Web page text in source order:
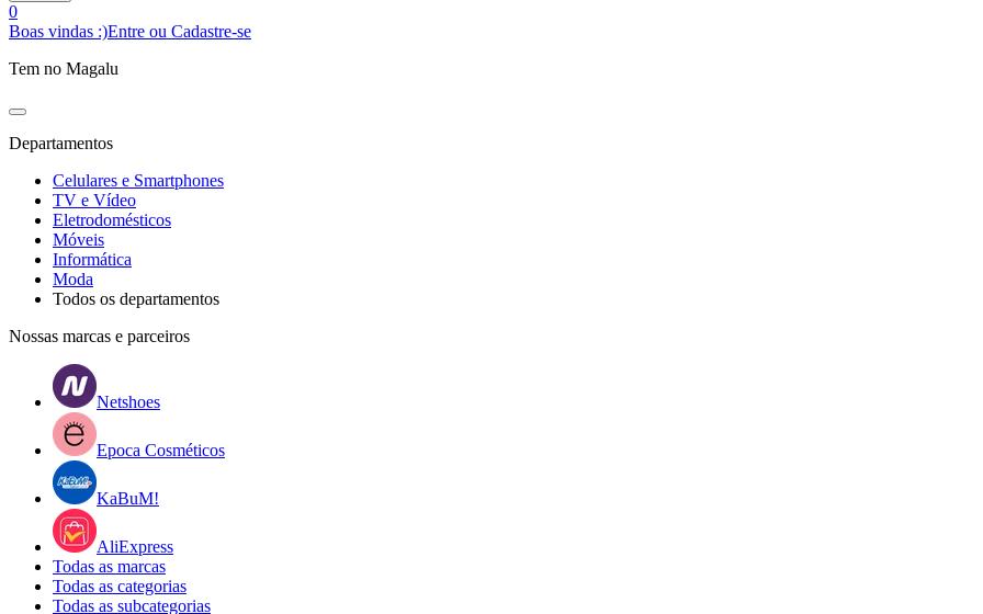
0
Boas vindas :)Entre ou Cadastre-se
Tem no Magalu
Departamentos
Celulares e Smartphones
TV e Vídeo
Eletrodomésticos
Móveis
Informática
Moda
Todos os departamentos
Nossas marcas e parceiros
Netshoes
Epoca Cosméticos
KaBuM!
AliExpress
Todas as marcas
Todas as categorias
Todas as subcategorias